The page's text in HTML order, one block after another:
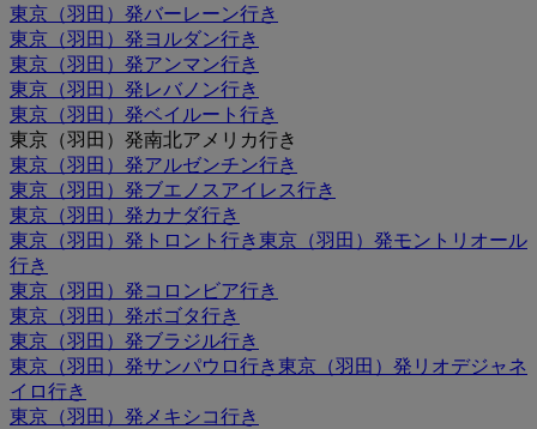
東京（羽田）発バーレーン行き
東京（羽田）発ヨルダン行き
東京（羽田）発アンマン行き
東京（羽田）発レバノン行き
東京（羽田）発ベイルート行き
東京（羽田）発南北アメリカ行き
東京（羽田）発アルゼンチン行き
東京（羽田）発ブエノスアイレス行き
東京（羽田）発カナダ行き
東京（羽田）発トロント行き東京（羽田）発モントリオール
行き
東京（羽田）発コロンビア行き
東京（羽田）発ボゴタ行き
東京（羽田）発ブラジル行き
東京（羽田）発サンパウロ行き東京（羽田）発リオデジャネ
イロ行き
東京（羽田）発メキシコ行き